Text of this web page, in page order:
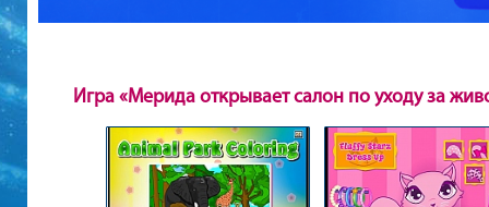
Игра «Мерида открывает салон по уходу за